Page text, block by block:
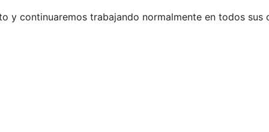
y continuaremos trabajando normalmente en todos